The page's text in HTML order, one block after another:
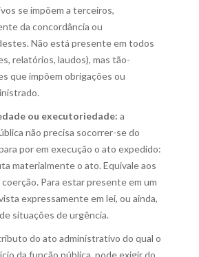
se impõem a terceiros,
da concordância ou
Não está presente em todos
relatórios, laudos), mas tão-
que impõem obrigações ou
ou executoriedade: a
não precisa socorrer-se do
por em execução o ato expedido:
materialmente o ato. Equivale aos
Para estar presente em um
expressamente em lei, ou ainda,
situações de urgência.
do ato administrativo do qual o
da função pública, pode exigir do